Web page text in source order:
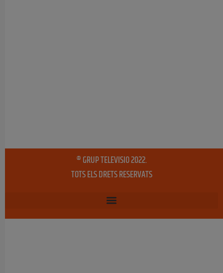
® GRUP TELEVISIO 2022.
TOTS ELS DRETS RESERVATS